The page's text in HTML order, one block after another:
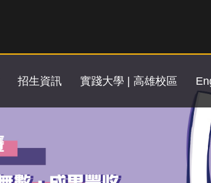
招生資訊 實踐大學 | 高雄校區